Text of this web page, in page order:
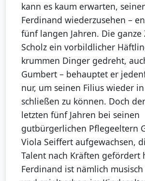
kann es kaum erwarten,
Ferdinand wiederzusehen –
fünf langen Jahren. Die ganze
Scholz ein vorbildlicher
krummen Dinger gedreht,
Gumbert – behauptet er
nur, um seinen Filius wieder
schließen zu können. Doch
letzten fünf Jahren bei seinen
gutbürgerlichen Pflegeeltern
Viola Seiffert aufgewachsen,
Talent nach Kräften gefördert
Ferdinand ist nämlich